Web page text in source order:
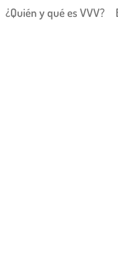
¿Quién y qué es VVV?